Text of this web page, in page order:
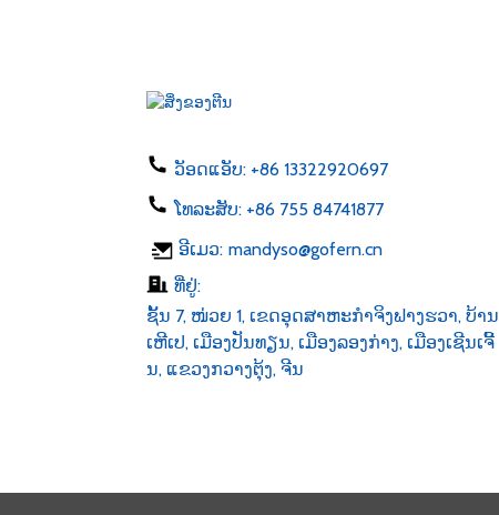
ປະເພດ C USB ac 100-24...
ແຖບໄຟ LED 6v 12v 24v AC
100-240V DC 1...
ວັອດແອັບ: +86 13322920697
ໂທລະສັບ: +86 755 84741877
ອີເມວ: mandyso@gofern.cn
ທີ່ຢູ່:
ຊັ້ນ 7, ໜ່ວຍ 1, ເຂດອຸດສາຫະກຳຈິງຟາງຮວາ, ບ້ານ
ເຫີເປ, ເມືອງປັນທຽນ, ເມືອງລອງກ່າງ, ເມືອງເຊີນເຈີ້
ນ, ແຂວງກວາງຕຸ້ງ, ຈີນ